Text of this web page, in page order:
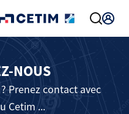
NOUS
Prenez contact avec
Cetim ...